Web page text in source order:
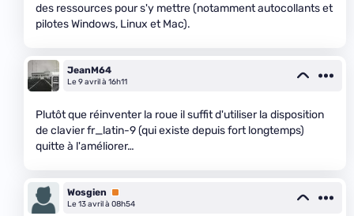
des ressources pour s'y mettre (notamment autocollants et
pilotes Windows, Linux et Mac).
JeanM64
Le 9 avril à 16h11
Plutôt que réinventer la roue il suffit d'utiliser la disposition
de clavier fr_latin-9 (qui existe depuis fort longtemps)
quitte à l'améliorer…
Wosgien
Premium
Le 13 avril à 08h54